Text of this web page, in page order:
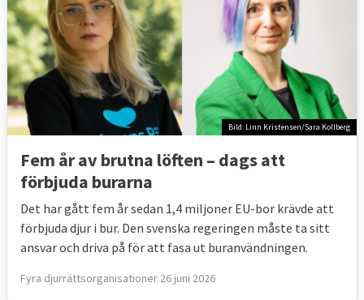
Bild: Linn Kristensen/Sara Kollberg
Fem år av brutna löften – dags att
förbjuda burarna
Det har gått fem år sedan 1,4 miljoner EU-bor krävde att
förbjuda djur i bur. Den svenska regeringen måste ta sitt
ansvar och driva på för att fasa ut buranvändningen.
Fyra djurrättsorganisationer 26 juni 2026